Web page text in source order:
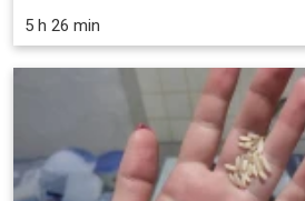
5 h 26 min